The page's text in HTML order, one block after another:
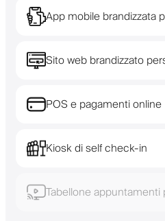
App mobile brandizzata
Sito web brandizzato
POS e pagamenti online
Kiosk di self check-in
Tabellone appuntamenti